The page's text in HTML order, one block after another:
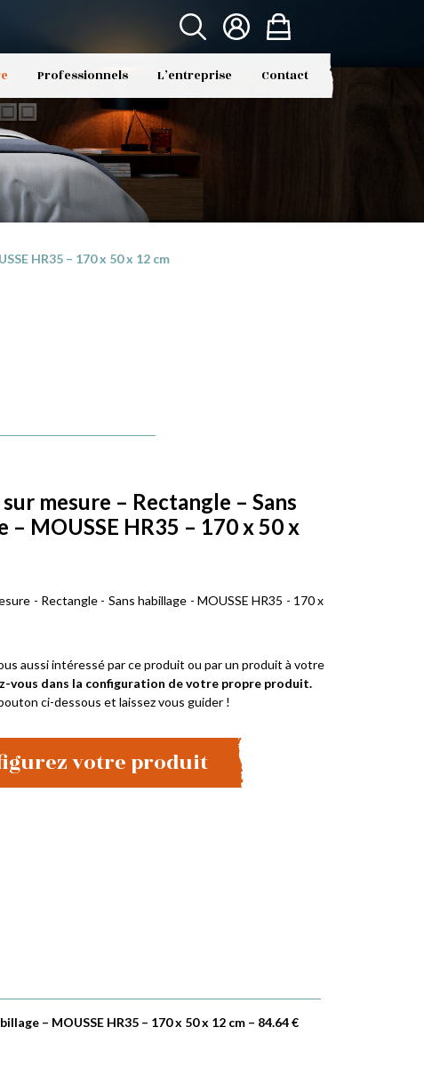
Professionnels L’entreprise Contact
HR35 – 170 x 50 x 12 cm
mesure – Rectangle – Sans
– MOUSSE HR35 – 170 x 50 x
- Rectangle - Sans habillage - MOUSSE HR35 - 170 x
aussi intéressé par ce produit ou par un produit à votre
vous dans la configuration de votre propre produit.
ci-dessous et laissez vous guider !
votre produit
– MOUSSE HR35 – 170 x 50 x 12 cm – 84.64 €